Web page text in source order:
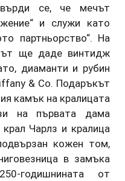
се, че мечът
и служи като
партньорство“. На
ще даде винтидж
диаманти и рубин
& Co. Подаръкът
камък на кралицата
на първата дама
Чарлз и кралица
кожен том,
в замъка
годишнината от